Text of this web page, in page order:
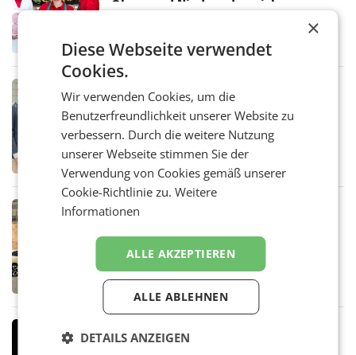
Ober- und Niederösterreich
erneuert Penny zwei Filialen in Nieder- und
Oberösterreich. Die beiden Standorte liegen
in Haag sowie im rund
Alles bereit für den Wechsel: Jürgen
Albrecht setzt ab 1.1.2027 auf Adeg
WIENER NEUDORF. – Die geplante
Zusammenarbeit zwischen Adeg und dem
Vorarlberger Kaufmann Jürgen Albrecht ist
kartellrechtlich freigegeben: Die
Bundeswettbewerbsbehörde und der
verdoppelt Auslieferungen und
überschreitet die 100.000er-Marke
– Im Juli 2026 erreichte Leapmotor einen
wichtigen Meilenstein und lieferte weltweit
101.267 Fahrzeuge aus, womit sich das
Ergebnis gegenüber Juli 2025 mehr als
×
Diese Webseite verwendet
Cookies.
Wir verwenden Cookies, um die
Benutzerfreundlichkeit unserer Website zu
verbessern. Durch die weitere Nutzung
unserer Webseite stimmen Sie der
Verwendung von Cookies gemäß unserer
Cookie-Richtlinie zu.Weitere
Informationen
ALLE AKZEPTIEREN
ALLE ABLEHNEN
DETAILS ANZEIGEN